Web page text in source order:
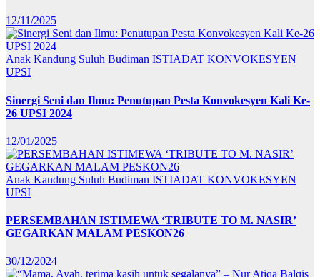
12/11/2025
Anak Kandung Suluh Budiman ISTIADAT KONVOKESYEN
UPSI
Sinergi Seni dan Ilmu: Penutupan Pesta Konvokesyen Kali Ke-
26 UPSI 2024
12/01/2025
Anak Kandung Suluh Budiman ISTIADAT KONVOKESYEN
UPSI
PERSEMBAHAN ISTIMEWA ‘TRIBUTE TO M. NASIR’
GEGARKAN MALAM PESKON26
30/12/2024